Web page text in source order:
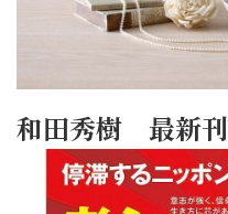
和田秀樹 最新刊